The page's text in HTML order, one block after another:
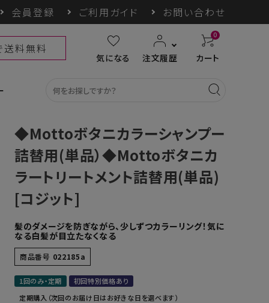
会員登録 ご利用ガイド お問い合わせ
送料無料
気になる 注文履歴
0
カート
カテゴリ一覧
収納グッズ
ギフト
◆Mottoボタニカラーシャンプー
詰替用(単品）◆Mottoボタニカ
ラートリートメント詰替用(単品)
[コジット]
髪のダメージを防ぎながら、少しずつカラーリング！気に
なる白髪が目立たなくなる
商品番号 022185a
1回のみ・定期
初回特別価格あり
定期購入（次回のお届け日はお好きな日を選べます）